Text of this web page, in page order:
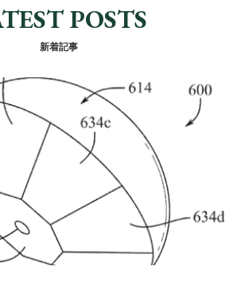
e
st
POSTS
新着記事